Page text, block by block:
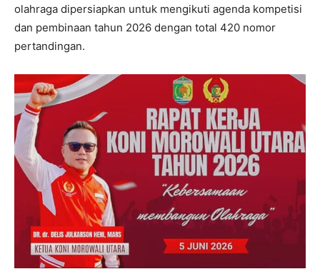
olahraga dipersiapkan untuk mengikuti agenda kompetisi
dan pembinaan tahun 2026 dengan total 420 nomor
pertandingan.